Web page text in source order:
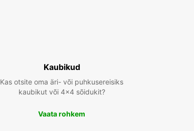
Kaubikud
Kas otsite oma äri- või puhkusereisiks
kaubikut või 4x4 sõidukit?
Vaata rohkem